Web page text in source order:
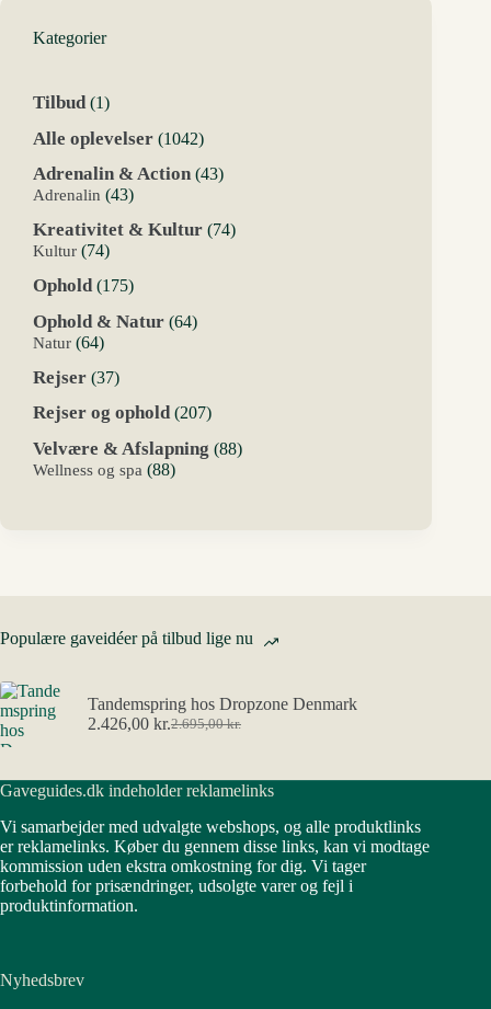
Kategorier
Tilbud 11
Alle oplevelser 10421042
Adrenalin & Action 4343
Adrenalin 4343
Kreativitet & Kultur 7474
Kultur 7474
Ophold 175175
Ophold & Natur 6464
Natur 6464
Rejser 3737
Rejser og ophold 207207
Velvære & Afslapning 8888
Wellness og spa 8888
Populære gaveidéer på tilbud lige nu
Tandemspring hos Dropzone Denmark
2.695,00kr.
Den
var:
2.426,00 kr.Den
er:
Gaveguides.dk indeholder reklamelinks
Vi samarbejder med udvalgte webshops, og alle produktlinks
er reklamelinks. Køber du gennem disse links, kan vi modtage
kommission uden ekstra omkostning for dig. Vi tager
forbehold for prisændringer, udsolgte varer og fejl i
produktinformation.
Nyhedsbrev